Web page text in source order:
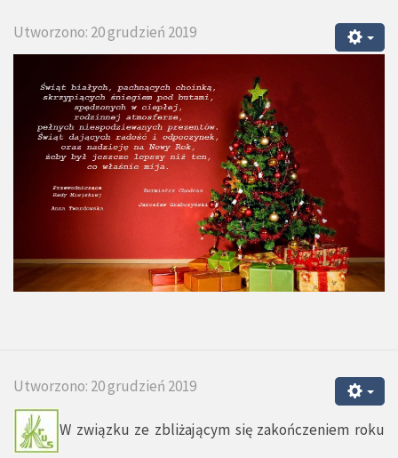
Utworzono: 20 grudzień 2019
Utworzono: 20 grudzień 2019
W związku ze zbliżającym się zakończeniem roku